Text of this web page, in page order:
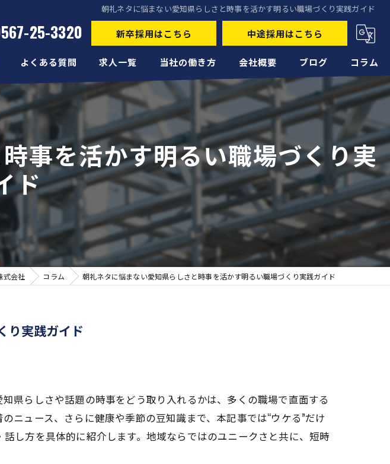
朝礼ネタに悩まない愛知県らしさと時事を活かす明るい職場づくり実践ガイド
25-3320 新卒採用はこちら 中途採用はこちら
よくある質問 求人一覧 当社の働き方
未経験
経験者
正社員
高収入
転職
会社概要 ブログ コラム
事を活かす明るい職場づくり実
ド
式会社 コラム 朝礼ネタに悩まない愛知県らしさと時事を活かす明るい職場づくり実践ガイド
り実践ガイド
県らしさや話題の時事をどう取り入れるかは、多くの職場で直面する
ニュース、さらに健康や季節の豆知識まで、本記事では“ウケる”だけ
し方を具体的に紹介します。地域ならではのユニークさと共に、短時